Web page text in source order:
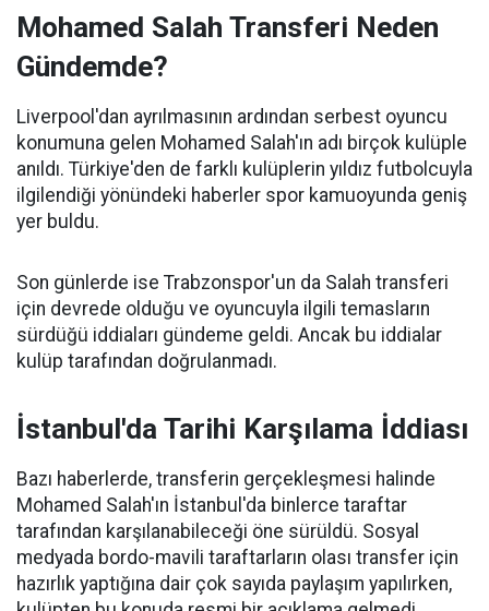
Mohamed Salah Transferi Neden
Gündemde?
Liverpool'dan ayrılmasının ardından serbest oyuncu
konumuna gelen Mohamed Salah'ın adı birçok kulüple
anıldı. Türkiye'den de farklı kulüplerin yıldız futbolcuyla
ilgilendiği yönündeki haberler spor kamuoyunda geniş
yer buldu.
Son günlerde ise Trabzonspor'un da Salah transferi
için devrede olduğu ve oyuncuyla ilgili temasların
sürdüğü iddiaları gündeme geldi. Ancak bu iddialar
kulüp tarafından doğrulanmadı.
İstanbul'da Tarihi Karşılama İddiası
Bazı haberlerde, transferin gerçekleşmesi halinde
Mohamed Salah'ın İstanbul'da binlerce taraftar
tarafından karşılanabileceği öne sürüldü. Sosyal
medyada bordo-mavili taraftarların olası transfer için
hazırlık yaptığına dair çok sayıda paylaşım yapılırken,